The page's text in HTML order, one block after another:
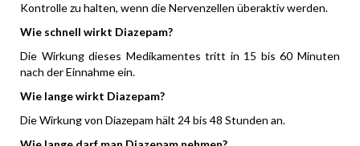
Kontrolle zu halten, wenn die Nervenzellen überaktiv werden.
Wie schnell wirkt Diazepam?
Die Wirkung dieses Medikamentes tritt in 15 bis 60 Minuten
nach der Einnahme ein.
Wie lange wirkt Diazepam?
Die Wirkung von Diazepam hält 24 bis 48 Stunden an.